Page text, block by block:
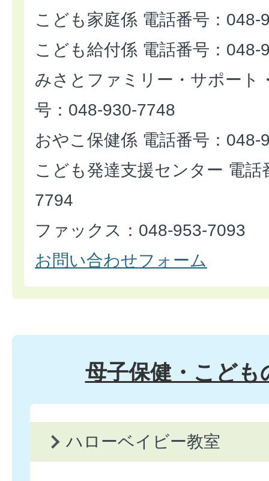
こども家庭係 電話番号：048-
こども給付係 電話番号：048-
みさとファミリー・サポート
号：048-930-7748
おやこ保健係 電話番号：048-
こども発達支援センター 電話
7794
ファックス：048-953-7093
お問い合わせフォーム
母子保健・こども
ハローベイビー教室